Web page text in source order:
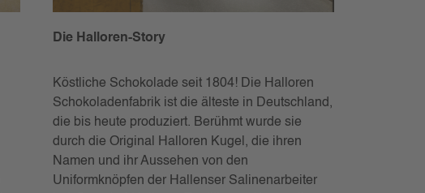
Die Halloren-Story
Köstliche Schokolade seit 1804! Die Halloren
Schokoladenfabrik ist die älteste in Deutschland,
die bis heute produziert. Berühmt wurde sie
durch die Original Halloren Kugel, die ihren
Namen und ihr Aussehen von den
Uniformknöpfen der Hallenser Salinenarbeiter